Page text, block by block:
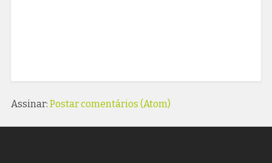
Assinar: Postar comentários (Atom)